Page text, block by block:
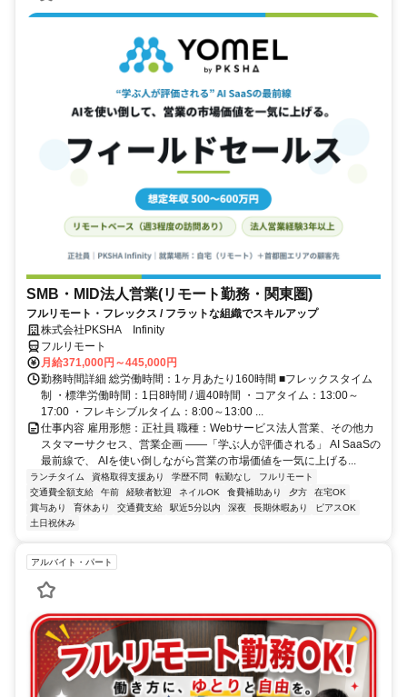
SMB・MID法人営業(リモート勤務・関東圏)
フルリモート・フレックス / フラットな組織でスキルアップ
株式会社PKSHA Infinity
フルリモート
月給371,000円～445,000円
勤務時間詳細 総労働時間：1ヶ月あたり160時間 ■フレックスタイム
制 ・標準労働時間：1日8時間 / 週40時間 ・コアタイム：13:00～
17:00 ・フレキシブルタイム：8:00～13:00 ...
仕事内容 雇用形態：正社員 職種：Webサービス法人営業、その他カ
スタマーサクセス、営業企画 ――「学ぶ人が評価される」 AI SaaSの
最前線で、 AIを使い倒しながら営業の市場価値を一気に上げる...
ランチタイム 資格取得支援あり 学歴不問 転勤なし
フルリモート
交通費全額支給
午前 経験者歓迎 ネイルOK 食費補助あり 夕方
在宅OK
賞与あり
育休あり 交通費支給 駅近5分以内 深夜 長期休暇あり
ピアスOK
土日祝休み
アルバイト・パート